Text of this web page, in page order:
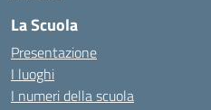
La Scuola
Presentazione
I luoghi
I numeri della scuola